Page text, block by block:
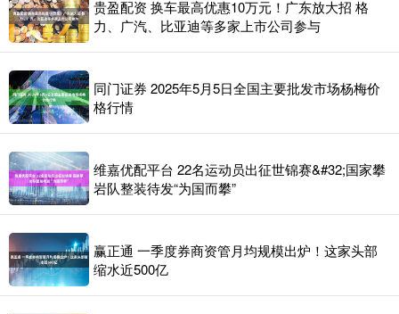
贵盈配资 换车最高优惠10万元！广东放大招 格
力、广汽、比亚迪等多家上市公司参与
同门证券 2025年5月5日全国主要批发市场杨梅价
格行情
维嘉优配平台 22名运动员出征世锦赛&#32;国家攀
岩队整装待发“为国而攀”
赢正通 一季度券商资管月均规模出炉！这家头部
缩水近500亿